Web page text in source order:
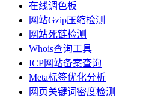
在线调色板
网站Gzip压缩检测
网站死链检测
Whois查询工具
ICP网站备案查询
Meta标签优化分析
网页关键词密度检测